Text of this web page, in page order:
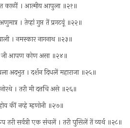
काळीं । आत्मीय आपुला ॥२१॥
। तेव्हां गुप्त तें प्रगटवूं ॥२२॥
। नमस्कार नागनाथ ॥२३॥
। जी आपण कोण असा ॥२४॥
अदभुत । दर्शन दिधलें महाराजा ॥२५॥
। तरी मी दत्तचि असे ॥२६॥
कीं नव्हे म्हणोनी ॥२७॥
सर्वत्री एक संचलें । तरी पुसिलें तें व्यर्थ ॥२८॥